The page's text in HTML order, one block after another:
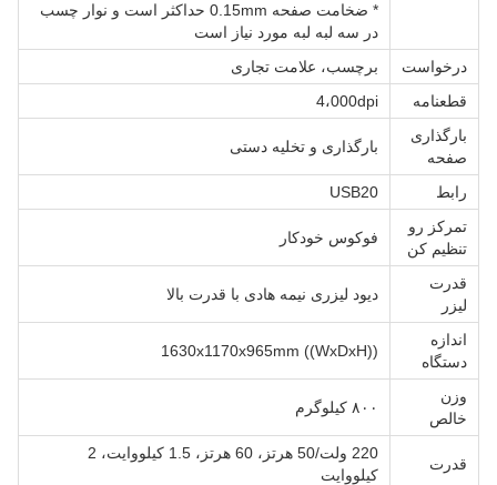
* ضخامت صفحه 0.15mm حداکثر است و نوار چسب
در سه لبه لبه مورد نیاز است
درخواست
برچسب، علامت تجاری
قطعنامه
4،000dpi
بارگذاری
صفحه
بارگذاری و تخلیه دستی
رابط
USB20
تمرکز رو
تنظیم کن
فوکوس خودکار
قدرت
لیزر
دیود لیزری نیمه هادی با قدرت بالا
اندازه
دستگاه
1630x1170x965mm ((WxDxH))
وزن
خالص
۸۰۰ کیلوگرم
قدرت
220 ولت/50 هرتز، 60 هرتز، 1.5 کيلووايت، 2
کيلووايت